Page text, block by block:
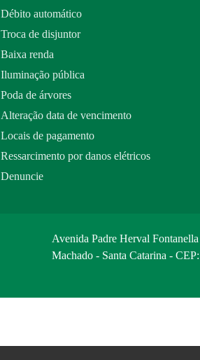
Débito automático
Troca de disjuntor
Baixa renda
Iluminação pública
Poda de árvores
Alteração data de vencimento
Locais de pagamento
Ressarcimento por danos elétricos
Denuncie
Avenida Padre Herval
Machado - Santa Catarina -